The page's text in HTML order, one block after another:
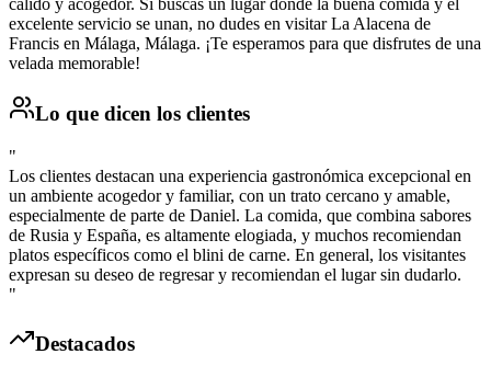
cálido y acogedor. Si buscas un lugar donde la buena comida y el
excelente servicio se unan, no dudes en visitar La Alacena de
Francis en Málaga, Málaga. ¡Te esperamos para que disfrutes de una
velada memorable!
Lo que dicen los clientes
"
Los clientes destacan una experiencia gastronómica excepcional en
un ambiente acogedor y familiar, con un trato cercano y amable,
especialmente de parte de Daniel. La comida, que combina sabores
de Rusia y España, es altamente elogiada, y muchos recomiendan
platos específicos como el blini de carne. En general, los visitantes
expresan su deseo de regresar y recomiendan el lugar sin dudarlo.
"
Destacados